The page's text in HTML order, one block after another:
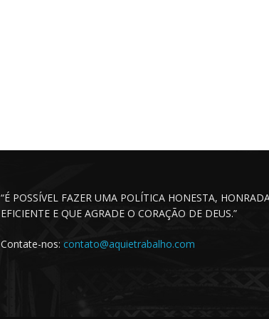
“É POSSÍVEL FAZER UMA POLÍTICA HONESTA,
EFICIENTE E QUE AGRADE O CORAÇÃO DE DEUS.”
Contate-nos: contato@aquietrabalho.com